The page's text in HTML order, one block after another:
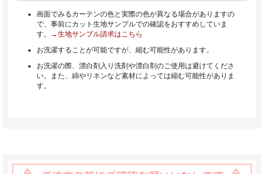
画面でみるカーテンの色と実際の色が異なる場合がありますの
で、事前にカット生地サンプルでの確認をおすすめしていま
す。
→生地サンプル請求はこちら
お洗濯することが可能ですが、縮む可能性があります。
お洗濯の際、漂白剤入り洗剤や漂白剤のご使用は避けてくださ
い。また、綿やリネンなど素材によっては縮む可能性がありま
す。